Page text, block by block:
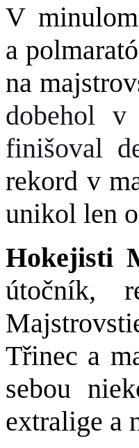
V
a
na
dobehol
finišoval
rekord v
unikol len
Hokejisti
útočník,
Třinec a
sebou
extralige a